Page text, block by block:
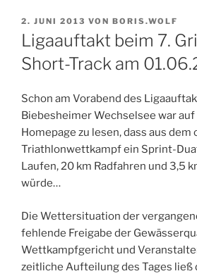
VERÖFFENTLICHT
AM
2. JUNI 2013 VON BORIS.WOLF
Ligaauftakt beim 7.
Short-Track am
Schon am Vorabend des
Biebesheimer Wechselsee war
Homepage zu lesen, dass aus
Triathlonwettkampf ein Sprint-
Laufen, 20 km Radfahren und 3,5
würde…
Die Wettersituation der
fehlende Freigabe der
Wettkampfgericht und
zeitliche Aufteilung des Tages ließ